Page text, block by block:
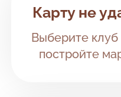
Выборгский
Калининский
Карту не
Выберите
постройте